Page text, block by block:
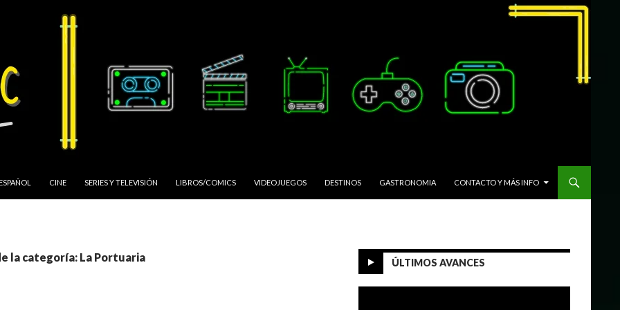
CINE SERIES Y TELEVISIÓN LIBROS/COMICS VIDEOJUEGOS DESTINOS GASTRONOMIA CONTACTO Y MÁS INFO
la categoría: La Portuaria ÚLTIMOS AVANCES